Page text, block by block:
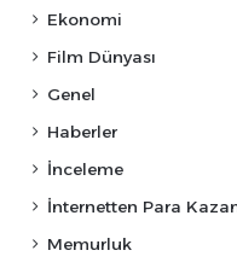
Ekonomi
Film Dünyası
Genel
Haberler
İnceleme
İnternetten Para
Memurluk